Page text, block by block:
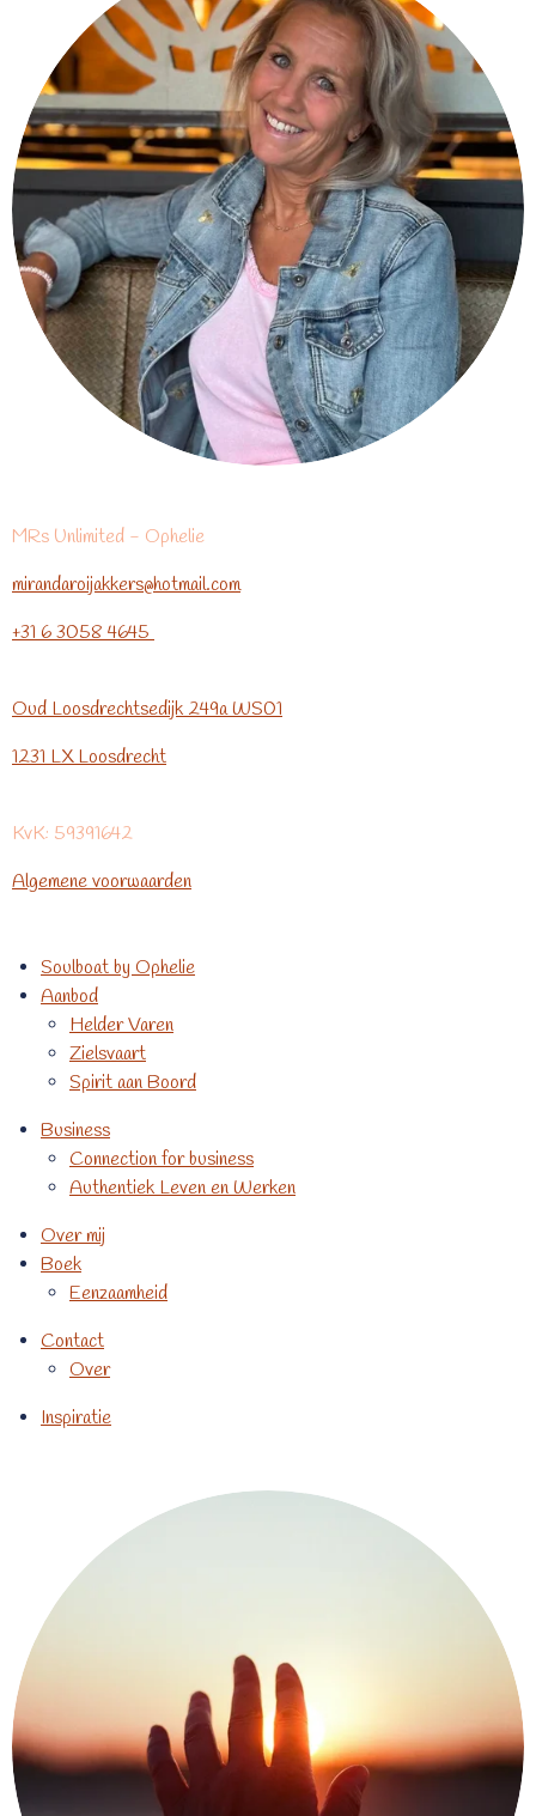
MRs Unlimited - Ophelie
mirandaroijakkers@hotmail.com
+31 6 3058 4645
Oud Loosdrechtsedijk 249a WS01
1231 LX Loosdrecht
KvK: 59391642
Algemene voorwaarden
Soulboat by Ophelie
Aanbod
Helder Varen
Zielsvaart
Spirit aan Boord
Business
Connection for business
Authentiek Leven en Werken
Over mij
Boek
Eenzaamheid
Contact
Over
Inspiratie